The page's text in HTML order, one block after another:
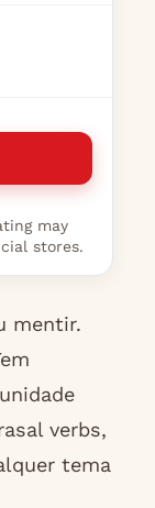
may
stores.
mentir.
verbs,
tema